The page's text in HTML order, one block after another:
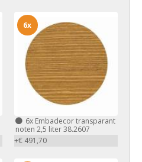
6xEmbadecor transparant
noten 2,5 liter 38.2607
+€ 491,70
6x